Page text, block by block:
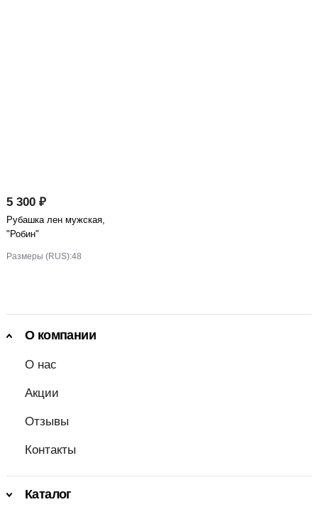
5 300 ₽
Рубашка лен мужская,
"Робин"
Размеры (RUS):48
О компании
О нас
Акции
Отзывы
Контакты
Каталог